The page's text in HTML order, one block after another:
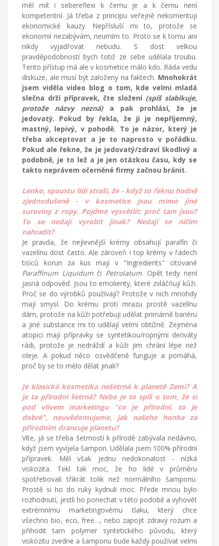
měl mít i sebereflexi k čemu je a k čemu není
kompetentní. Já třeba z principu veřejně nekomentuji
ekonomické kauzy. Nepřísluší mi to, protože se
ekonomií nezabývám, neumím to. Proto se k tomu ani
nikdy vyjadřovat nebudu. S dost velkou
pravděpodobností bych totiž ze sebe udělala troubu.
Tento přístup má ale v kosmetice málo kdo. Ráda vedu
diskuze, ale musí být založeny na faktech. Mnohokrát
jsem viděla video blog o tom, kde velmi mladá
slečna drží přípravek, čte složení (spíš slabikuje,
protože názvy nezná) a pak prohlásí, že je
jedovatý. Pokud by řekla, že jí je nepříjemný,
mastný, lepivý, v pohodě. To je názor, který je
třeba akceptovat a je to naprosto v pořádku.
Pokud ale řekne, že je jedovatý/zdraví škodlivý a
podobně, je to lež a je jen otázkou času, kdy se
takto neprávem očerněné firmy začnou bránit.
Lenko, spoustu lidí straší, že - když to řeknu hodně
zjednodušeně - v kosmetice jsou mimo jiné
suroviny z ropy. Pojďme vysvětlit: proč tam jsou?
To se nedají vyrobit jinak? Nedají se ničím
nahradit?
Je pravda, že nejlevnější krémy obsahují parafín či
vazelínu dost často. Ale zároveň i top krémy v řádech
tisíců korun za kus mají v "Ingredients" citované
Paraffinum Liquidumči Petrolatum. Opět tedy není
jasná odpověď. Jsou to emolienty, které zvláčňují kůži.
Proč se do výrobků používají? Protože v nich mnohdy
mají smysl. Do krému proti mrazu prostě vazelínu
dám, protože na kůži potřebuji udělat primárně bariéru
a jiné substance mi to udělají velmi obtížně. Zejména
atopici mají přípravky se syntetikou/ropnými deriváty
rádi, protože je nedráždí a kůži jim chrání lépe než
oleje. A pokud něco osvědčeně funguje a pomáhá,
proč by se to mělo dělat jinak?
Je klasická kosmetika nešetrná k planetě Zemi? A
je ta přírodní šetrná? Nebo je to spíš o tom, že si
pod vlivem marketingu "co je přírodní, to je
dobré", neuvědomujeme, jak našeho honba za
přírodním drancuje planetu?
Víte, já se třeba šetrností k přírodě zabývala nedávno,
když jsem vyvíjela šampon. Udělala jsem 100% přírodní
přípravek. Měl však jednu nedokonalost - nízká
viskozita. Tekl tak moc, že ho lidé v průměru
spotřebovali třikrát tolik než normálního šamponu.
Prostě si ho do ruky kydnuli moc. Přede mnou bylo
rozhodnutí, jestli ho ponechat v této podobě a vyhovět
extrémnímu marketingovému tlaku, který chce
všechno bio, eco, free…, nebo zapojit zdravý rozum a
přihodit tam polymer syntetického původu, který
viskozitu zvedne a šamponu bude každý používat velmi